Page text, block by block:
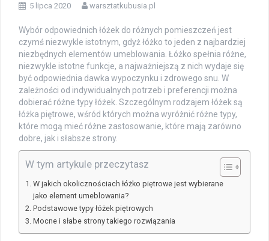
5 lipca 2020 warsztatkubusia.pl
Wybór odpowiednich łóżek do różnych pomieszczeń jest
czymś niezwykle istotnym, gdyż łóżko to jeden z najbardziej
niezbędnych elementów umeblowania. Łóżko spełnia różne,
niezwykle istotne funkcje, a najważniejszą z nich wydaje się
być odpowiednia dawka wypoczynku i zdrowego snu. W
zależności od indywidualnych potrzeb i preferencji można
dobierać różne typy łóżek. Szczególnym rodzajem łóżek są
łóżka piętrowe, wśród których można wyróżnić różne typy,
które mogą mieć różne zastosowanie, które mają zarówno
dobre, jak i słabsze strony.
W tym artykule przeczytasz
W jakich okolicznościach łóżko piętrowe jest wybierane
jako element umeblowania?
Podstawowe typy łóżek piętrowych
Mocne i słabe strony takiego rozwiązania